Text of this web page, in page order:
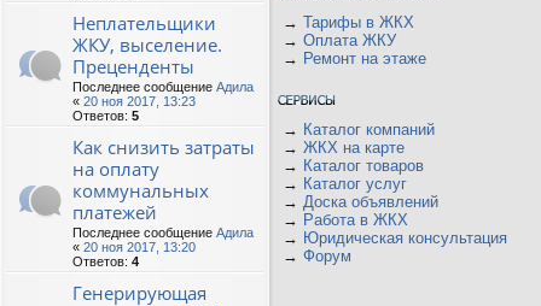
Неплательщики
ЖКУ, выселение.
Преценденты
Последнее сообщение Адила
« 20 ноя 2017, 13:23
Ответов: 5
Как снизить затраты
на оплату
коммунальных
платежей
Последнее сообщение Адила
« 20 ноя 2017, 13:20
Ответов: 4
Генерирующая
→ Тарифы в ЖКХ
→ Оплата ЖКУ
→ Ремонт на этаже
→ Каталог компаний
→ ЖКХ на карте
→ Каталог товаров
→ Каталог услуг
→ Доска объявлений
→ Работа в ЖКХ
→ Юридическая консультация
→ Форум